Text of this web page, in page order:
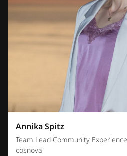
Annika Spitz
Team Lead Community Experience
cosnova